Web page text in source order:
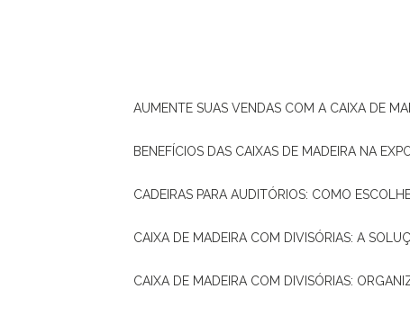
AUMENTE SUAS VENDAS COM A CAIXA DE
BENEFÍCIOS DAS CAIXAS DE MADEIRA NA
CADEIRAS PARA AUDITÓRIOS: COMO
CAIXA DE MADEIRA COM DIVISÓRIAS: A
CAIXA DE MADEIRA COM DIVISÓRIAS: